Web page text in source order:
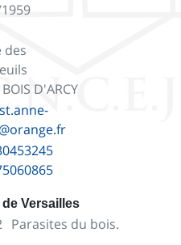
des
D'ARCY
Versailles
Parasites du bois.